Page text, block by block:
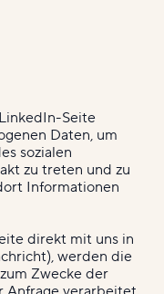
Seite
Daten, um
sozialen
zu treten und zu
Informationen
direkt mit uns in
werden die
Zwecke der